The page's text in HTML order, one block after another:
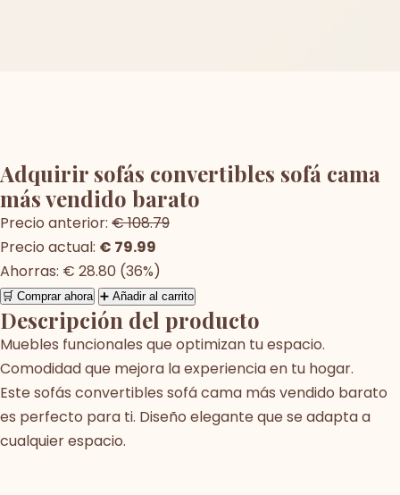
Adquirir sofás convertibles sofá cama
más vendido barato
Precio anterior: € 108.79
Precio actual: € 79.99
Ahorras: € 28.80 (36%)
🛒 Comprar ahora ➕ Añadir al carrito
Descripción del producto
Muebles funcionales que optimizan tu espacio.
Comodidad que mejora la experiencia en tu hogar.
Este sofás convertibles sofá cama más vendido barato
es perfecto para ti. Diseño elegante que se adapta a
cualquier espacio.